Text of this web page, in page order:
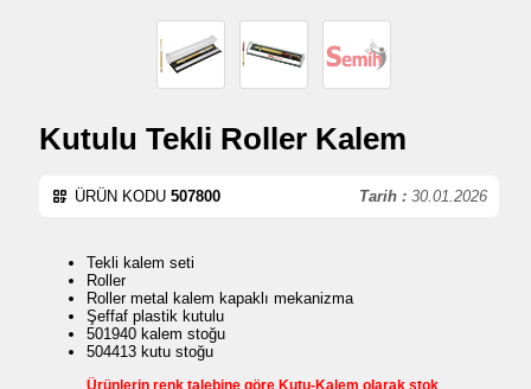
Kutulu Tekli Roller Kalem
Tarih : 30.01.2026
ÜRÜN KODU 507800
Tekli kalem seti
Roller
Roller metal kalem kapaklı mekanizma
Şeffaf plastik kutulu
501940 kalem stoğu
504413 kutu stoğu
Ürünlerin renk talebine göre Kutu-Kalem olarak stok